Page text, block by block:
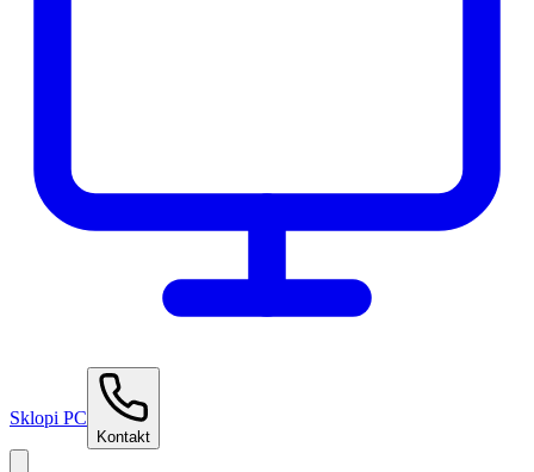
Sklopi PC
Kontakt